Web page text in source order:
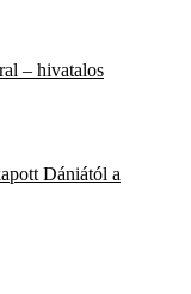
– hivatalos
Dániától a